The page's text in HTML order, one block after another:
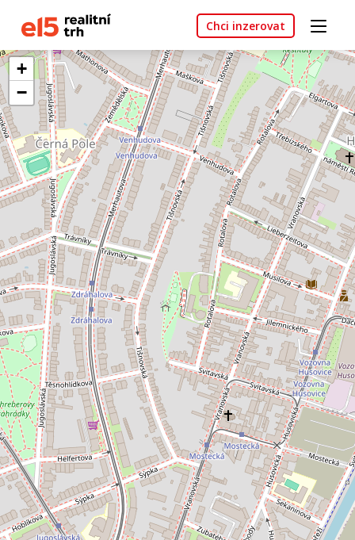
Chci inzerovat
+
−